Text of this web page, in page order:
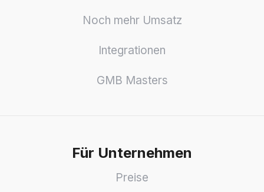
Noch mehr Umsatz
Integrationen
GMB Masters
Für Unternehmen
Preise